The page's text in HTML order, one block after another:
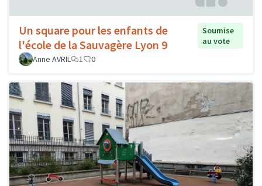
Un square pour les enfants de
l'école de la Sauvagère Lyon 9
Soumise
au vote
Anne AVRIL
1 0